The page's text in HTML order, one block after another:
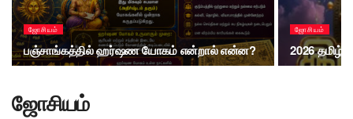
ஜோசியம்
பஞ்சாங்கத்தில் ஹர்ஷண யோகம் என்றால் என்ன?
ஜோசியம்
2026 தமிழ்
ஜோசியம்